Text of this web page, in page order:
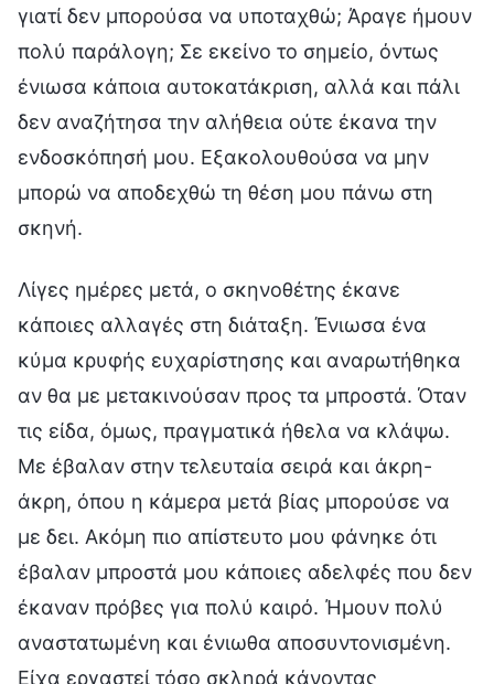
γιατί δεν μπορούσα να υποταχθώ; Άραγε ήμουν
πολύ παράλογη; Σε εκείνο το σημείο, όντως
ένιωσα κάποια αυτοκατάκριση, αλλά και πάλι
δεν αναζήτησα την αλήθεια ούτε έκανα την
ενδοσκόπησή μου. Εξακολουθούσα να μην
μπορώ να αποδεχθώ τη θέση μου πάνω στη
σκηνή.
Λίγες ημέρες μετά, ο σκηνοθέτης έκανε
κάποιες αλλαγές στη διάταξη. Ένιωσα ένα
κύμα κρυφής ευχαρίστησης και αναρωτήθηκα
αν θα με μετακινούσαν προς τα μπροστά. Όταν
τις είδα, όμως, πραγματικά ήθελα να κλάψω.
Με έβαλαν στην τελευταία σειρά και άκρη-
άκρη, όπου η κάμερα μετά βίας μπορούσε να
με δει. Ακόμη πιο απίστευτο μου φάνηκε ότι
έβαλαν μπροστά μου κάποιες αδελφές που δεν
έκαναν πρόβες για πολύ καιρό. Ήμουν πολύ
αναστατωμένη και ένιωθα αποσυντονισμένη.
Είχα εργαστεί τόσο σκληρά κάνοντας